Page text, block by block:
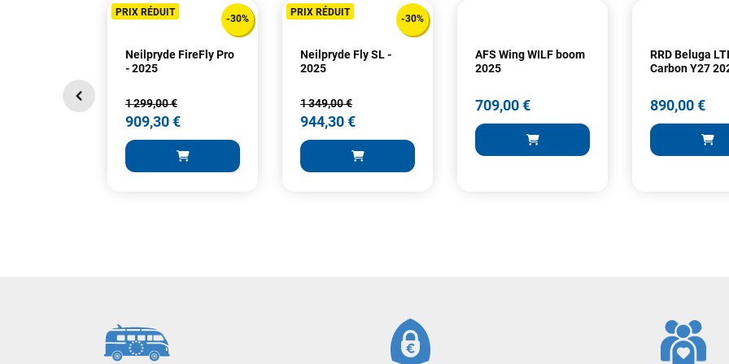
PRIX RÉDUIT
-30%
Neilpryde FireFly Pro
- 2025
1 299,00 €
909,30 €
PRIX RÉDUIT
-30%
Neilpryde Fly SL -
2025
1 349,00 €
944,30 €
AFS Wing WILF boom
2025
709,00 €
RRD Beluga
Carbon Y27
890,00 €
VOIR TOUS LES AVIS